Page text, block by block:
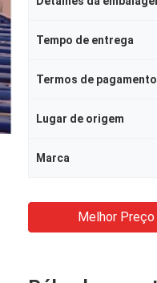
Tempo de entrega
Termos de pagamento
Lugar de origem
Marca
Melhor Preço